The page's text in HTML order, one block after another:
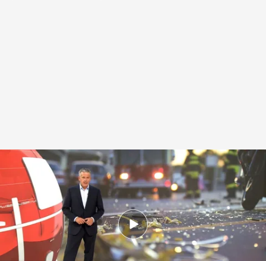
Las noticias, de la mano de Roberto Arce Noticias Cuatro
Redacción digital Noticias Cuatro
07 SEP 2025 - 16:09h.
Aumentan a 387 los palestinos muertos de
hambre por la ofensiva de Israel contra la